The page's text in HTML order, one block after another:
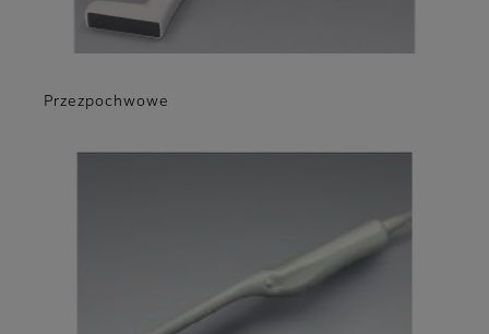
Przezpochwowe